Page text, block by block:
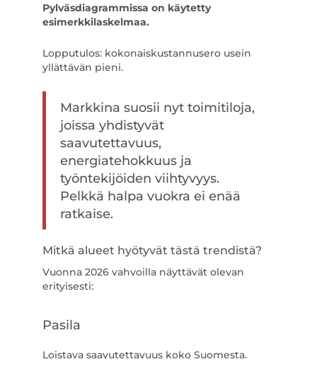
Pylväsdiagrammissa on käytetty
esimerkkilaskelmaa.
Lopputulos: kokonaiskustannusero usein
yllättävän pieni.
Markkina suosii nyt toimitiloja,
joissa yhdistyvät
saavutettavuus,
energiatehokkuus ja
työntekijöiden viihtyvyys.
Pelkkä halpa vuokra ei enää
ratkaise.
Mitkä alueet hyötyvät tästä trendistä?
Vuonna 2026 vahvoilla näyttävät olevan
erityisesti:
Pasila
Loistava saavutettavuus koko Suomesta.